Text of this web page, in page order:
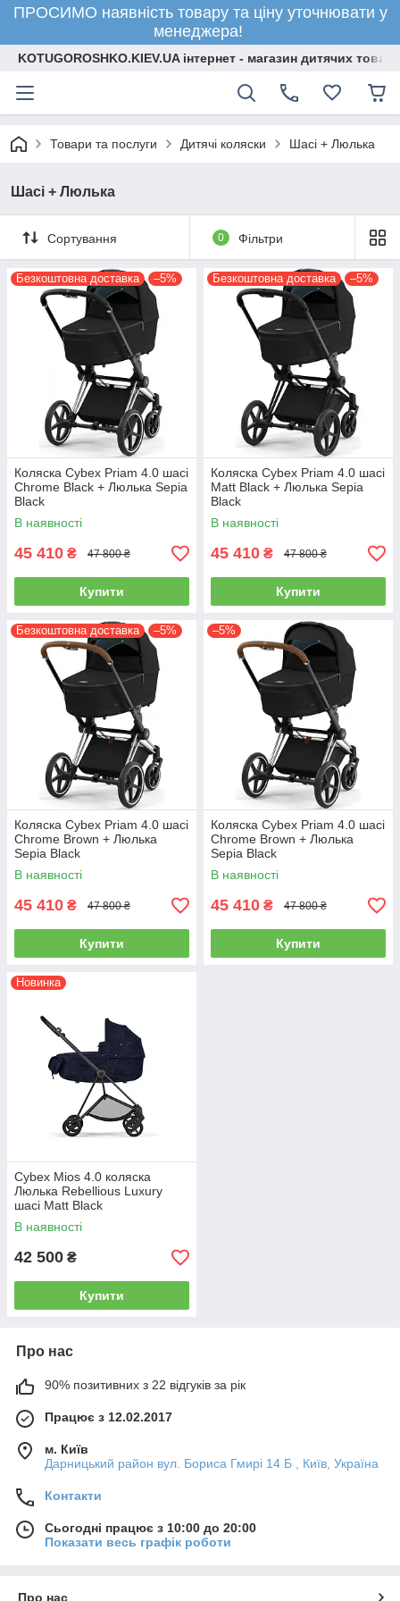
ПРОСИМО наявність товару та ціну уточнювати у
менеджера!
KOTUGOROSHKO.KIEV.UA інтернет - магазин дитячих
Товари та послуги Дитячі коляски Шасі + Люлька
Шасі + Люлька
Сортування 0 Фільтри
Безкоштовна доставка –5%
Коляска Cybex Priam 4.0 шасі
Chrome Black + Люлька Sepia
Black
В наявності
45 410 ₴ 47 800 ₴
Купити
Безкоштовна доставка –5%
Коляска Cybex Priam 4.0 шасі
Matt Black + Люлька Sepia
Black
В наявності
45 410 ₴ 47 800 ₴
Купити
Безкоштовна доставка –5%
Коляска Cybex Priam 4.0 шасі
Chrome Brown + Люлька
Sepia Black
В наявності
45 410 ₴ 47 800 ₴
Купити
–5%
Коляска Cybex Priam 4.0 шасі
Chrome Brown + Люлька
Sepia Black
В наявності
45 410 ₴ 47 800 ₴
Купити
Новинка
Cybex Mios 4.0 коляска
Люлька Rebellious Luxury
шасі Matt Black
В наявності
42 500 ₴
Купити
Про нас
90% позитивних з 22 відгуків за рік
Працює з 12.02.2017
м. Київ
Дарницький район вул. Бориса Гмирі 14 Б , Київ, Україна
Контакти
Сьогодні працює з 10:00 до 20:00
Показати весь графік роботи
Про нас